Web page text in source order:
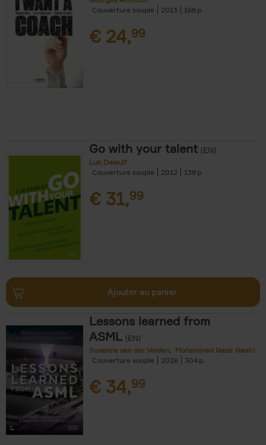
Couverture souple
2013 168
€ 24,99
Go with your talent (EN)
Luk Dewulf
Couverture souple
2012 139
€ 31,99
Ajouter au panier
Lessons learned from
ASML (EN)
Susanne van der Velden
Mohammad Nasir Nasiri
Couverture souple
2026 304
€ 34,99